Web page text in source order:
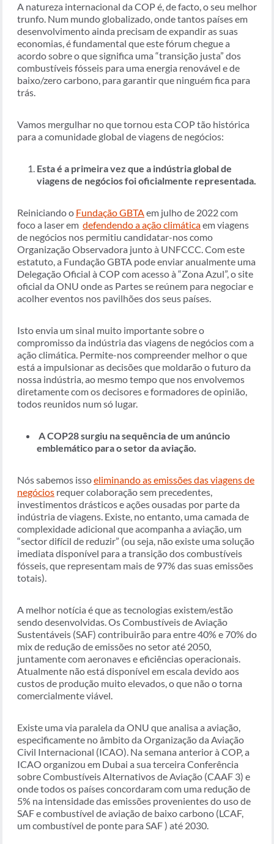
A natureza internacional da COP é, de facto, o seu melhor
trunfo. Num mundo globalizado, onde tantos países em
desenvolvimento ainda precisam de expandir as suas
economias, é fundamental que este fórum chegue a
acordo sobre o que significa uma “transição justa” dos
combustíveis fósseis para uma energia renovável e de
baixo/zero carbono, para garantir que ninguém fica para
trás.
Vamos mergulhar no que tornou esta COP tão histórica
para a comunidade global de viagens de negócios:
Esta é a primeira vez que a indústria global de
viagens de negócios foi oficialmente representada.
Reiniciando o Fundação GBTAem julho de 2022 com
foco a laser em defendendo a ação climáticaem viagens
de negócios nos permitiu candidatar-nos como
Organização Observadora junto à UNFCCC. Com este
estatuto, a Fundação GBTA pode enviar anualmente uma
Delegação Oficial à COP com acesso à “Zona Azul”, o site
oficial da ONU onde as Partes se reúnem para negociar e
acolher eventos nos pavilhões dos seus países.
Isto envia um sinal muito importante sobre o
compromisso da indústria das viagens de negócios com a
ação climática. Permite-nos compreender melhor o que
está a impulsionar as decisões que moldarão o futuro da
nossa indústria, ao mesmo tempo que nos envolvemos
diretamente com os decisores e formadores de opinião,
todos reunidos num só lugar.
A COP28 surgiu na sequência de um anúncio
emblemático para o setor da aviação.
Nós sabemos issoeliminando as emissões das viagens de
negócios requer colaboração sem precedentes,
investimentos drásticos e ações ousadas por parte da
indústria de viagens. Existe, no entanto, uma camada de
complexidade adicional que acompanha a aviação, um
“sector difícil de reduzir” (ou seja, não existe uma solução
imediata disponível para a transição dos combustíveis
fósseis, que representam mais de 97% das suas emissões
totais).
A melhor notícia é que as tecnologias existem/estão
sendo desenvolvidas. Os Combustíveis de Aviação
Sustentáveis (SAF) contribuirão para entre 40% e 70% do
mix de redução de emissões no setor até 2050,
juntamente com aeronaves e eficiências operacionais.
Atualmente não está disponível em escala devido aos
custos de produção muito elevados, o que não o torna
comercialmente viável.
Existe uma via paralela da ONU que analisa a aviação,
especificamente no âmbito da Organização da Aviação
Civil Internacional (ICAO). Na semana anterior à COP, a
ICAO organizou em Dubai a sua terceira Conferência
sobre Combustíveis Alternativos de Aviação (CAAF 3) e
onde todos os países concordaram com uma redução de
5% na intensidade das emissões provenientes do uso de
SAF e combustível de aviação de baixo carbono (LCAF,
um combustível de ponte para SAF ) até 2030.